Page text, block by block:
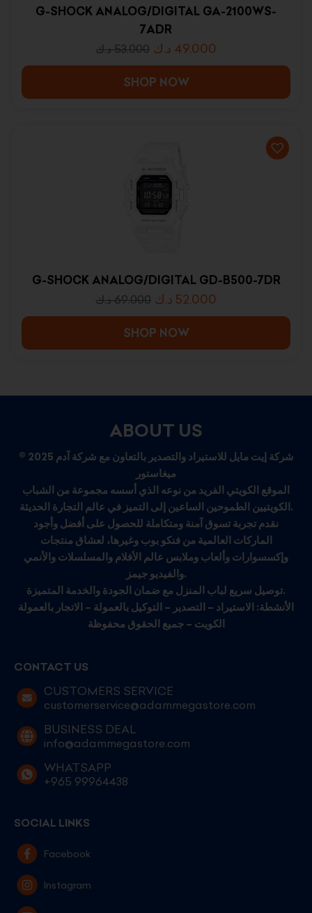
G-SHOCK ANALOG/DIGITAL GA-2100WS-
7ADR
53.000 د.ك 49.000 د.ك
SHOP NOW
G-SHOCK ANALOG/DIGITAL GD-B500-7DR
69.000 د.ك 52.000 د.ك
SHOP NOW
ABOUT US
© 2025 شركة إيت مايل للاستيراد والتصدير بالتعاون مع شركة آدم
ميغاستور
الموقع الكويتي الفريد من نوعه الذي أسسه مجموعة من الشباب
الكويتيين الطموحين الساعين إلى التميز في عالم التجارة الحديثة.
نقدم تجربة تسوق آمنة ومتكاملة للحصول على أفضل وأجود
الماركات العالمية من فنكو بوب وغيرها، لعشاق منتجات
وإكسسوارات وألعاب وملابس عالم الأفلام والمسلسلات والأنمي
والفيديو جيمز.
توصيل سريع لباب المنزل مع ضمان الجودة والخدمة المتميزة.
الأنشطة: الاستيراد – التصدير – التوكيل بالعمولة – الاتجار بالعمولة
الكويت – جميع الحقوق محفوظة
CONTACT US
CUSTOMERS SERVICE
customerservice@adammegastore.com
BUSINESS DEAL
info@adammegastore.com
WHATSAPP
+965 99964438
SOCIAL LINKS
Facebook
Instagram